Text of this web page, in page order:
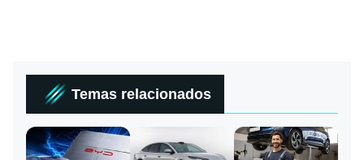
Temas relacionados